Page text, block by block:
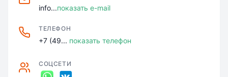
info...показать e-mail
ТЕЛЕФОН
+7 (49... показать телефон
СОЦСЕТИ